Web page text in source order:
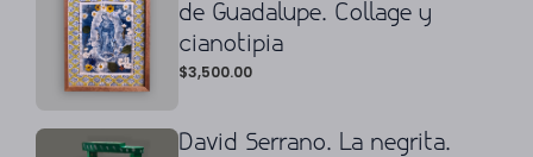
de Guadalupe. Collage y
cianotipia
$3,500.00
David Serrano. La negrita.